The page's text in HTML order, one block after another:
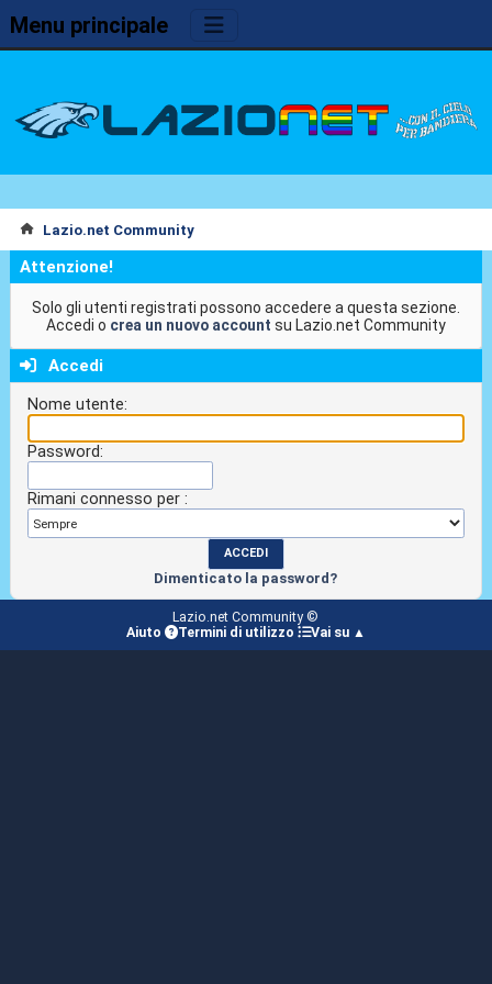
Menu principale
Lazio.net Community
Attenzione!
Solo gli utenti registrati possono accedere a questa sezione.
Accedi o crea un nuovo account su Lazio.net Community
Accedi
Nome utente:
Password:
Rimani connesso per :
Dimenticato la password?
Lazio.net Community ©
Aiuto
Termini di utilizzo Vai su ▲